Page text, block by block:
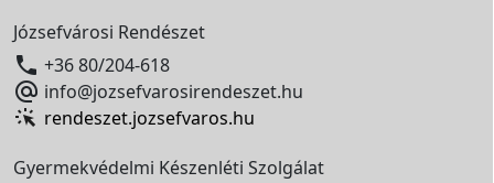
Józsefvárosi Rendészet
 +36 80/204-618
 info@jozsefvarosirendeszet.hu
rendeszet.jozsefvaros.hu
Gyermekvédelmi Készenléti Szolgálat